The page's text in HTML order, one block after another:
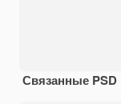
Связанные PSD